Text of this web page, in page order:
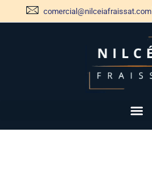
comercial@nilceiafraissat.com